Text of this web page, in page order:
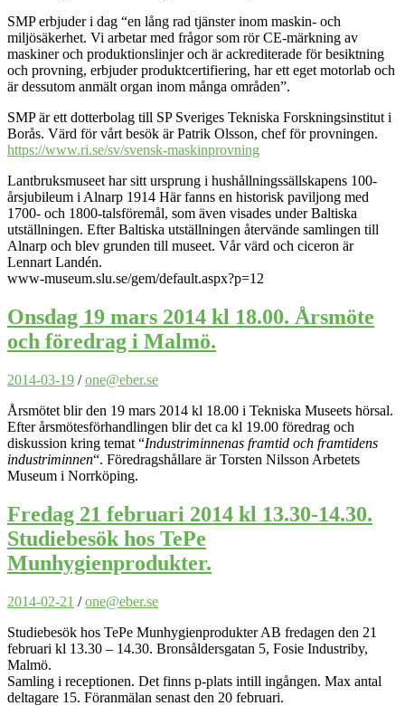
SMP erbjuder i dag “en lång rad tjänster inom maskin- och
miljösäkerhet. Vi arbetar med frågor som rör CE-märkning av
maskiner och produktionslinjer och är ackrediterade för besiktning
och provning, erbjuder produktcertifiering, har ett eget motorlab och
är dessutom anmält organ inom många områden”.
SMP är ett dotterbolag till SP Sveriges Tekniska Forskningsinstitut i
Borås. Värd för vårt besök är Patrik Olsson, chef för provningen.
https://www.ri.se/sv/svensk-maskinprovning
Lantbruksmuseet har sitt ursprung i hushållningssällskapens 100-
årsjubileum i Alnarp 1914 Här fanns en historisk paviljong med
1700- och 1800-talsföremål, som även visades under Baltiska
utställningen. Efter Baltiska utställningen återvände samlingen till
Alnarp och blev grunden till museet. Vår värd och ciceron är
Lennart Landén.
www-museum.slu.se/gem/default.aspx?p=12
Onsdag 19 mars 2014 kl 18.00. Årsmöte
och föredrag i Malmö.
2014-03-19 /one@eber.se
Årsmötet blir den 19 mars 2014 kl 18.00 i Tekniska Museets hörsal.
Efter årsmötesförhandlingen blir det ca kl 19.00 föredrag och
diskussion kring temat “Industriminnenas framtid och framtidens
industriminnen“. Föredragshållare är Torsten Nilsson Arbetets
Museum i Norrköping.
Fredag 21 februari 2014 kl 13.30-14.30.
Studiebesök hos TePe
Munhygienprodukter.
2014-02-21 /one@eber.se
Studiebesök hos TePe Munhygienprodukter AB fredagen den 21
februari kl 13.30 – 14.30. Bronsåldersgatan 5, Fosie Industriby,
Malmö.
Samling i receptionen. Det finns p-plats intill ingången. Max antal
deltagare 15. Föranmälan senast den 20 februari.